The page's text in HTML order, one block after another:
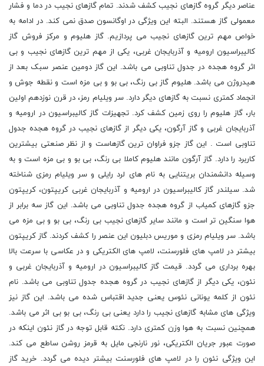
عناصر دیگر گروه گازهای نجیب کشف شدند. تمام گازهای نجیب در دما و فشار
معمولی گاز هستند. البته این ویژگی در اوگانسون صدق نمی کند. در ادامه به
خواص مهم ترین گازهای نجیب می پردازیم. گاز هلیوم و مرکز فروش گاز
کالیبراسیون ارومیه و آذربایجان غربی، یکی از مهم ترین گازهای نجیب و بی
اثر گروه هجده در جدول تناوبی می باشد. این گاز دومین عنصر سبک بعد از
هیدروژن می باشد. هلیوم گاز بی رنگ، بی بو و بی مزه است و نقطه جوش و
انجماد کمتری نسبت به گازهای دیگر دارد. سر ویلیام رمز، در قرن نوزدهم اولین
بار، گاز هلیوم را روی زمین کشف کرد. تجهیزات گاز کالیبراسیون در ارومیه و
آذربایجان غربی و گاز آرگون، یکی دیگر از گازهای نجیب در گروه هجده جدول
تناوبی است . این گاز جزو فراوان ترین گازهاست و از نظر صنعتی بیشترین
کاربرد را دارد. گاز آرگون مانند هلیوم کاملا بی رنگ، بی بو و بی مزه است و به
وسیله دانشمندان بریتنایی به نام های لرد رایلی و سر ویلیام رمزی شناخته
شد. سیلندر گاز کالیبراسیون در ارومیه و آذربایجان غربی کریپتون، کریپتون
جزو گازهای کمیاب از گروه هجده جدول تناوبی می باشد. این گاز سه برابر از
هوا سنگین تر است و مانند سایر گازهای نجیب بی رنگ، بی بو و بی مزه می
باشد. سر ویلیام رمزی و موریس دبلیون این عنصر را کشف کردند. گاز کریپتون
بیشتر در لامپ های فلورسنت، لامپ های الکتریکی و در عکاسی با سرعت بالا
بهره برداری می گردد. قیمت گاز کالیبراسیون در ارومیه و آذربایجان غربی و
نئون، یکی دیگر از گازهای نجیب در گروه هجده جدول تناوبی می باشد. نام
نئون از کلمه یونانی نئوس یعنی جدید اقتباس شده می باشد. این گاز نیز
ویژگی های مشابه گازهای نجیب را دارد یعنی بی رنگ، بی بو بی اثر می باشد.
همچنین نسبت به هوا وزن کمتری دارد. نکته قابل توجه در گاز نئون اینکه در
صورت عبور جریان الکتریکی، نور نارنجی مایل به قرمز روشن ساطع می کند.
این ویژگی نئون را در لامپ های فلورسنت بیشتر دیده می گردد. خرید گاز